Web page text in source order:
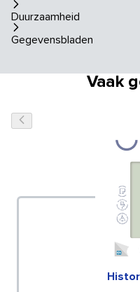
Duurzaamheid
Gegevensbladen
Vaak